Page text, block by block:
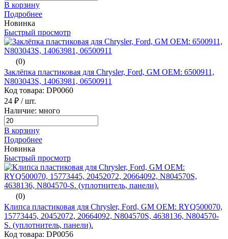
В корзину
Подробнее
Новинка
Быстрый просмотр
(0)
Заклёпка пластиковая для Chrysler, Ford, GM ОЕМ: 6500911,
N803043S, 14063981, 06500911
Код товара: DP0060
24 ₽ / шт.
Наличие: много
В корзину
Подробнее
Новинка
Быстрый просмотр
(0)
Клипса пластиковая для Chrysler, Ford, GM ОЕМ: RYQ500070,
15773445, 20452072, 20664092, N804570S, 4638136, N804570-
S. (уплотнитель, панели).
Код товара: DP0056